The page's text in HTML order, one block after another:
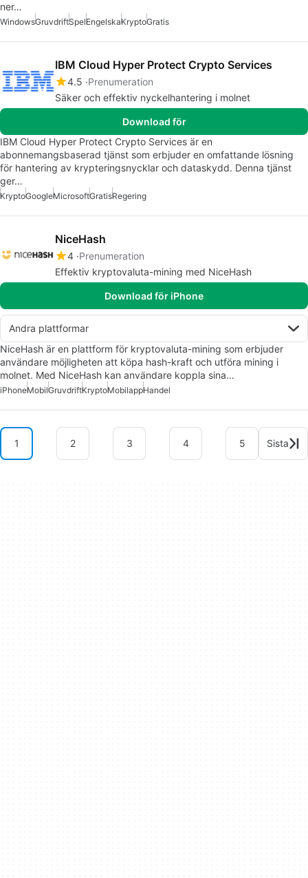
ner…
WindowsGruvdriftSpelEngelskaKryptoGratis
IBM Cloud Hyper Protect Crypto Services
4.5 Prenumeration
Säker och effektiv nyckelhantering i molnet
Download för
IBM Cloud Hyper Protect Crypto Services är en
abonnemangsbaserad tjänst som erbjuder en omfattande lösning
för hantering av krypteringsnycklar och dataskydd. Denna tjänst
ger…
KryptoGoogleMicrosoftGratisRegering
NiceHash
4 Prenumeration
Effektiv kryptovaluta-mining med NiceHash
Download för iPhone
Andra plattformar
NiceHash är en plattform för kryptovaluta-mining som erbjuder
användare möjligheten att köpa hash-kraft och utföra mining i
molnet. Med NiceHash kan användare koppla sina…
iPhoneMobilGruvdriftKryptoMobilappHandel
1 2 3 4 5 Sista